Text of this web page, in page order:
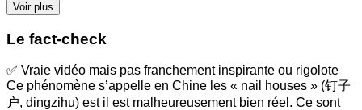
Voir plus
Le fact-check
✅ Vraie vidéo mais pas franchement inspirante ou rigolote
Ce phénomène s’appelle en Chine les « nail houses » (钉子
户, dingzihu) est il est malheureusement bien réel. Ce sont